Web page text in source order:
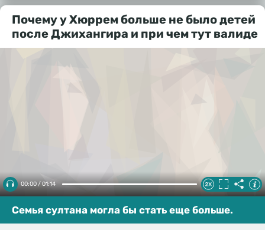
Почему у Хюррем больше не было детей
после Джихангира и при чем тут валиде
00:00 / 01:14
Семья султана могла бы стать еще больше.